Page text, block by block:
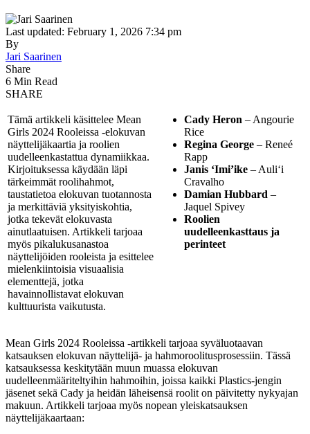
Last updated: February 1, 2026 7:34 pm
By
Jari Saarinen
Share
6 Min Read
SHARE
Tämä artikkeli käsittelee Mean
Girls 2024 Rooleissa -elokuvan
näyttelijäkaartia ja roolien
uudelleenkastattua dynamiikkaa.
Kirjoituksessa käydään läpi
tärkeimmät roolihahmot,
taustatietoa elokuvan tuotannosta
ja merkittäviä yksityiskohtia,
jotka tekevät elokuvasta
ainutlaatuisen. Artikkeli tarjoaa
myös pikalukusanastoa
näyttelijöiden rooleista ja esittelee
mielenkiintoisia visuaalisia
elementtejä, jotka
havainnollistavat elokuvan
kulttuurista vaikutusta.
Cady Heron – Angourie
Rice
Regina George – Reneé
Rapp
Janis ‘Imi’ike – Auliʻi
Cravalho
Damian Hubbard –
Jaquel Spivey
Roolien
uudelleenkasttaus ja
perinteet
Mean Girls 2024 Rooleissa -artikkeli tarjoaa syväluotaavan
katsauksen elokuvan näyttelijä- ja hahmoroolitusprosessiin. Tässä
katsauksessa keskitytään muun muassa elokuvan
uudelleenmääriteltyihin hahmoihin, joissa kaikki Plastics-jengin
jäsenet sekä Cady ja heidän läheisensä roolit on päivitetty nykyajan
makuun. Artikkeli tarjoaa myös nopean yleiskatsauksen
näyttelijäkaartaan: